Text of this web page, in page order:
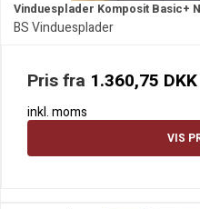
Vinduesplader Komposit Basic+
BS Vinduesplader
Pris fra 1.360,75 DKK
inkl. moms
VIS